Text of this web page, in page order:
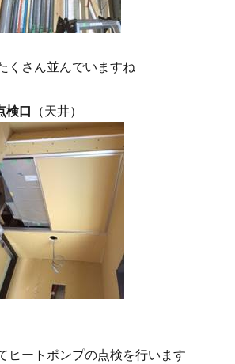
くさん並んでいますね
口 （天井）
ヒートポンプの点検を行います